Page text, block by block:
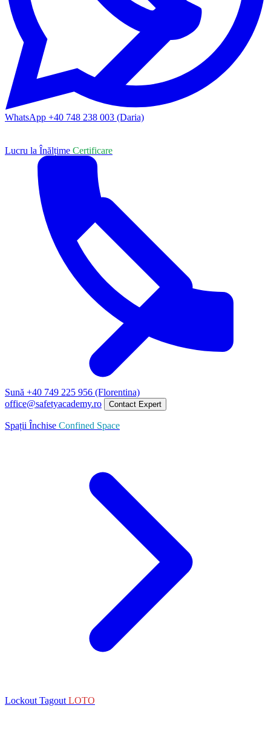
WhatsApp +40 748 238 003 (Daria)
Sună +40 749 225 956 (Florentina)
office@safetyacademy.ro
Contact Expert
Lucru la Înălțime Certificare
Spații Închise Confined Space
Lockout Tagout LOTO